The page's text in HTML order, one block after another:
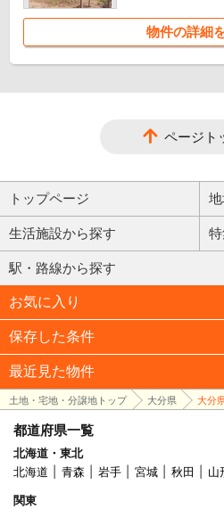
物件の詳細
ページト
トップページ
生活施設から探す
駅・路線から探す
お気に入り
保存した条件
最近見た物件
土地・宅地・分譲地トップ 大分県 大分
都道府県一覧
北海道・東北
北海道
青森 岩手 宮城 秋田 山
関東